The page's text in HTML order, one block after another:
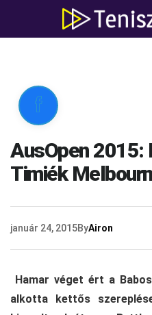

AusOpen 2015:
Timiék
január 24, 2015ByAiron
Hamar véget ért a
alkotta kettős